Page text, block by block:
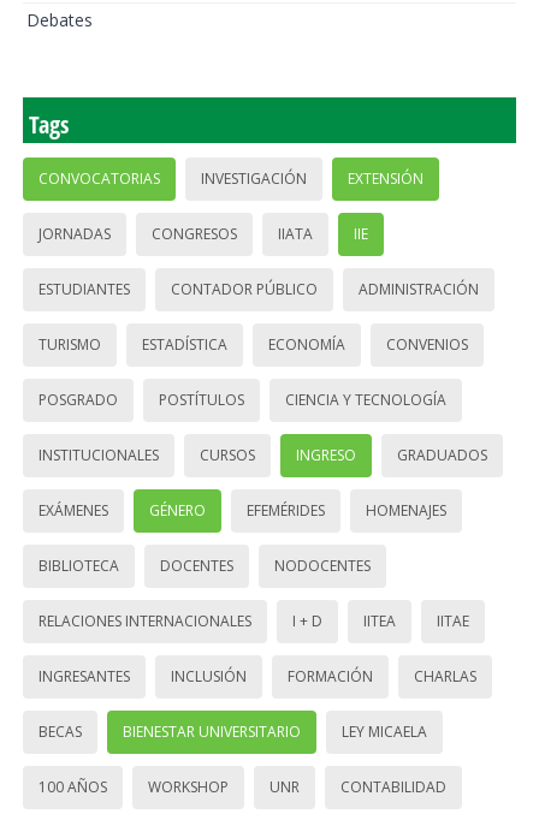
Debates
Tags
CONVOCATORIAS INVESTIGACIÓN EXTENSIÓN
JORNADAS CONGRESOS IIATA IIE
ESTUDIANTES CONTADOR PÚBLICO ADMINISTRACIÓN
TURISMO ESTADÍSTICA ECONOMÍA CONVENIOS
POSGRADO POSTÍTULOS CIENCIA Y TECNOLOGÍA
INSTITUCIONALES CURSOS INGRESO GRADUADOS
EXÁMENES GÉNERO EFEMÉRIDES HOMENAJES
BIBLIOTECA DOCENTES NODOCENTES
RELACIONES INTERNACIONALES I + D IITEA IITAE
INGRESANTES INCLUSIÓN FORMACIÓN CHARLAS
BECAS BIENESTAR UNIVERSITARIO LEY MICAELA
100 AÑOS WORKSHOP UNR CONTABILIDAD